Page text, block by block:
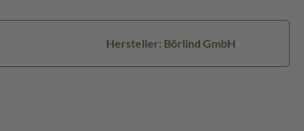
Hersteller: Börlind GmbH